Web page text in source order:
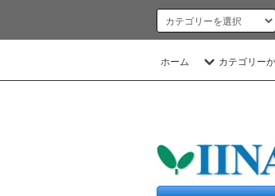
ホーム カテゴリー